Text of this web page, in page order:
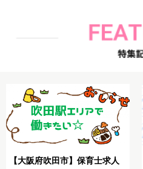
【大阪市鶴見区】保育士が理